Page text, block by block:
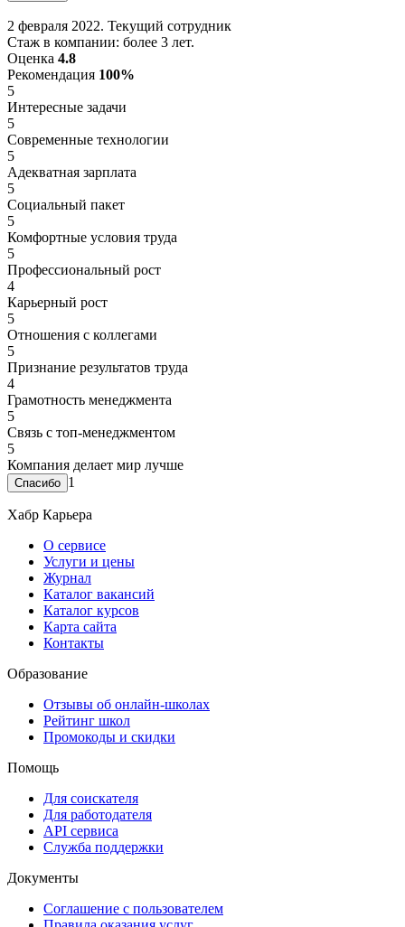
2 февраля 2022. Текущий сотрудник
Стаж в компании: более 3 лет.
Оценка 4.8
Рекомендация 100%
5
Интересные задачи
5
Современные технологии
5
Адекватная зарплата
5
Социальный пакет
5
Комфортные условия труда
5
Профессиональный рост
4
Карьерный рост
5
Отношения с коллегами
5
Признание результатов труда
4
Грамотность менеджмента
5
Связь с топ-менеджментом
5
Компания делает мир лучше
1
Хабр Карьера
О сервисе
Услуги и цены
Журнал
Каталог вакансий
Каталог курсов
Карта сайта
Контакты
Образование
Отзывы об онлайн-школах
Рейтинг школ
Промокоды и скидки
Помощь
Для соискателя
Для работодателя
API сервиса
Служба поддержки
Документы
Соглашение с пользователем